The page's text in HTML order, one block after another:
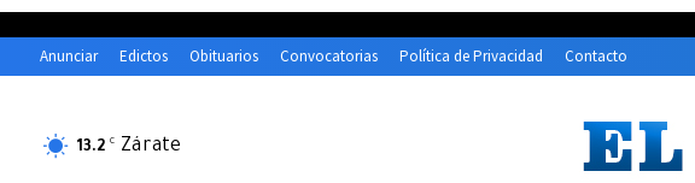
Anunciar Edictos Obituarios Convocatorias Política de Privacidad Contacto
13.2 C Zárate